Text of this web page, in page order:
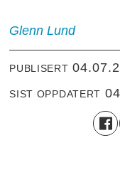
Glenn Lund
PUBLISERT
SIST OPPDATERT